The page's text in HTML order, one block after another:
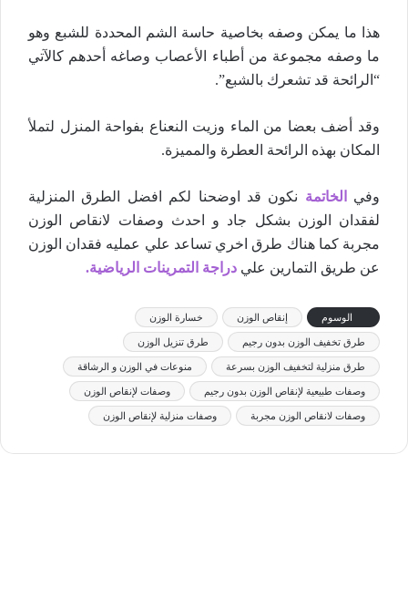
هذا ما يمكن وصفه بخاصية حاسة الشم المحددة للشبع وهو
ما وصفه مجموعة من أطباء الأعصاب وصاغه أحدهم كالآتي
“الرائحة قد تشعرك بالشبع”.
وقد أضف بعضا من الماء وزيت النعناع بفواحة المنزل لتملأ
المكان بهذه الرائحة العطرة والمميزة.
وفي الخاتمة نكون قد اوضحنا لكم افضل الطرق المنزلية
لفقدان الوزن بشكل جاد و احدث وصفات لانقاص الوزن
مجربة كما هناك طرق اخري تساعد علي عمليه فقدان الوزن
عن طريق التمارين علي دراجة التمرينات الرياضية.
الوسوم إنقاص الوزن خسارة الوزن
طرق تخفيف الوزن بدون رجيم طرق تنزيل الوزن
طرق منزلية لتخفيف الوزن بسرعة منوعات في الوزن و الرشاقة
وصفات طبيعية لإنقاص الوزن بدون رجيم وصفات لإنقاص الوزن
وصفات لانقاص الوزن مجربة وصفات منزلية لإنقاص الوزن